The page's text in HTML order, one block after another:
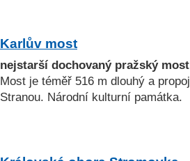
Karlův most
nejstarší dochovaný pražský
Most je téměř 516 m dlouhý a
Stranou. Národní kulturní památka.